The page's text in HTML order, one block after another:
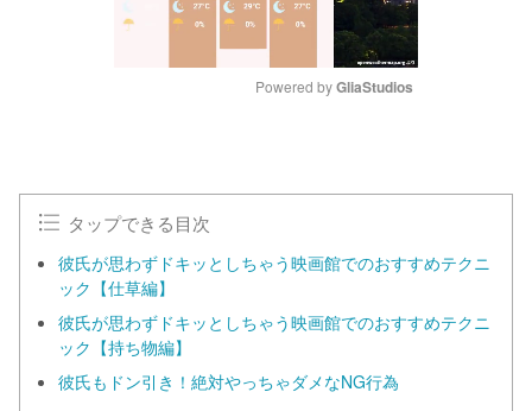
Powered by GliaStudios
タップできる目次
彼氏が思わずドキッとしちゃう映画館でのおすすめテクニ
ック【仕草編】
彼氏が思わずドキッとしちゃう映画館でのおすすめテクニ
ック【持ち物編】
彼氏もドン引き！絶対やっちゃダメなNG行為